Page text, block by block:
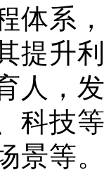
体系
提升
人，
科技
景等